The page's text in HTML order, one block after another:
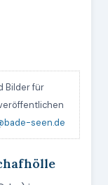
Bilder für
seen.de